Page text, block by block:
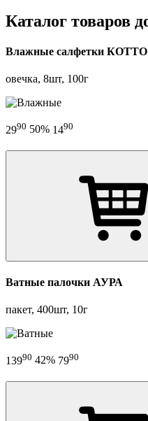
Каталог товаров
Влажные салфетки КОТТО
овечка, 8шт, 100г
2990 50% 1490
Ватные палочки АУРА
пакет, 400шт, 10г
13990 42% 7990